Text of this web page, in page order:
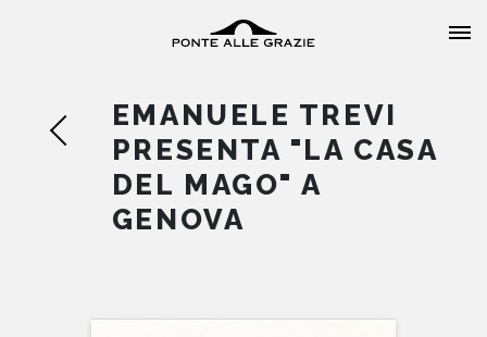
HOME
EMANUELE TREVI
PRESENTA "LA CASA
DEL MAGO" A
GENOVA